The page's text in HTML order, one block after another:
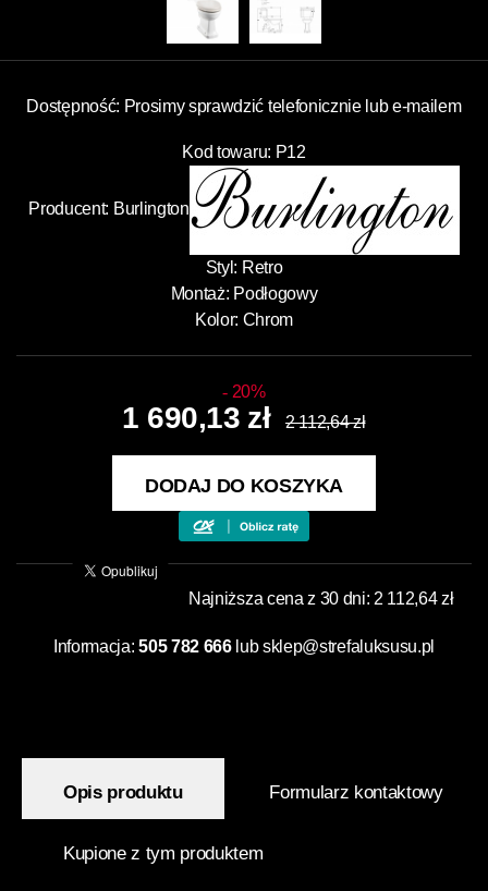
Dostępność: Prosimy sprawdzić telefonicznie lub e-mailem
Kod towaru: P12
Producent: Burlington
Styl: Retro
Montaż: Podłogowy
Kolor: Chrom
20%
1 690,13 zł 2 112,64 zł
DODAJ DO KOSZYKA
Najniższa cena z 30 dni: 2 112,64 zł
Informacja:505 782 666lubsklep@strefaluksusu.pl
Opis produktu Formularz kontaktowy
Kupione z tym produktem